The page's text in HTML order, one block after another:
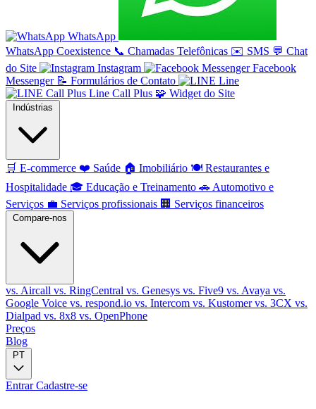
WhatsApp
WhatsApp Coexistence 📞 Chamadas Telefônicas ✉️ SMS 💬 Chat
do Site
Instagram
Facebook
Messenger 📝 Formulários de Contato
Line
Line Call Plus 🧩 Widget do Site
Indústrias
🛒 E-commerce ❤️ Saúde 🏠 Imobiliário 🍽️ Restaurantes e
Hospitalidade 🎓 Educação e Treinamento 🚗 Automotivo e
Serviços 💼 Serviços profissionais 🏢 Serviços financeiros
Compare-nos
vs. Aircall vs. RingCentral vs. Genesys vs. Five9 vs. Avaya vs.
Google Voice vs. respond.io vs. Intercom vs. Kustomervs. 3CX vs.
Dialpad vs. 8x8 vs. OpenPhone
Preços
Blog
PT
EntrarCadastre-se